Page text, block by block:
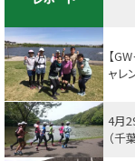
【
ャレ
4月
（千